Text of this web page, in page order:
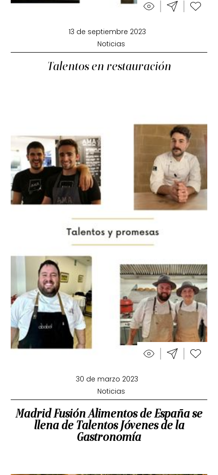
13 de septiembre 2023
Noticias
Talentos en restauración
30 de marzo 2023
Noticias
Madrid Fusión Alimentos de España se
llena de Talentos Jóvenes de la
Gastronomía